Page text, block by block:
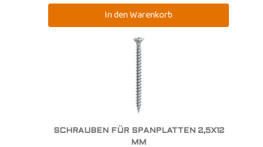
SCHRAUBEN FÜR SPANPLATTEN 2,5X12
MM